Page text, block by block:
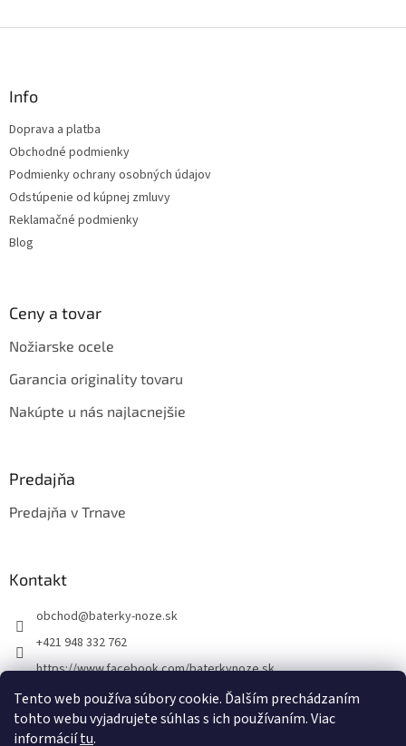
Tento web používa súbory cookie. Ďalším prechádzaním
tohto webu vyjadrujete súhlas s ich používaním. Viac
informáciítu.
Info
Doprava a platba
Obchodné podmienky
Podmienky ochrany osobných údajov
Odstúpenie od kúpnej zmluvy
Reklamačné podmienky
Blog
Ceny a tovar
Nožiarske ocele
Garancia originality tovaru
Nakúpte u nás najlacnejšie
Predajňa
Predajňa v Trnave
Kontakt
obchod@baterky-noze.sk
+421 948 332 762
https://www.facebook.com/baterkynoze.sk
/baterkynoze
https://www.youtube.com/@nozebaterky